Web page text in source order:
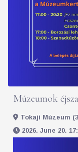
Múzeumok
Tokaji Múzeum
2026. June 20.